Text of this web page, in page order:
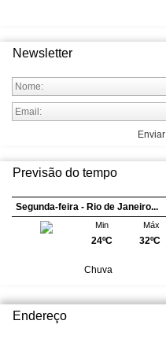
Newsletter
Enviar
Previsão do tempo
Segunda-feira - Rio de Janeiro...
Máx
32ºC
Min
24ºC
Chuva
Endereço